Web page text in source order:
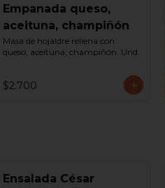
Empanada queso,
aceituna, champiñón
Masa de hojaldre rellena con
queso, aceituna, champiñón. Und.
$2.700
Ensalada César